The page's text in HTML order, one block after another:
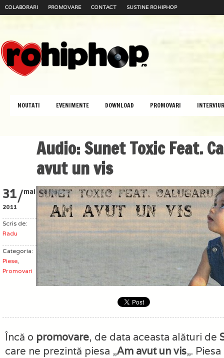
COLABORARI PROMOVARE CONTACT SUSTINE ROHIPHOP
NOUTATI EVENIMENTE DOWNLOAD PROMOVARI
Audio: Sunet Toxic Feat.
avut un vis
31/mai
2011
Scris de:
Radu
Categoria:
Piese,
Promovari
Încă o promovare, de data aceasta alături de
care ne prezintă piesa „Am avut un vis„.